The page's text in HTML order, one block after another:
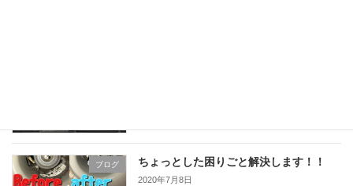
ブログ ちょっとした困りごと解決します！！
2020年7月8日